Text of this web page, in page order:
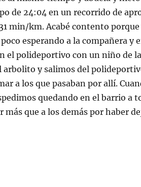
de 24:04 en un recorrido de
min/km. Acabé contento
esperando a la compañera y
el polideportivo con un niño de
arbolito y salimos del
a los que pasaban por allí.
quedando en el barrio a
que a los demás por haber